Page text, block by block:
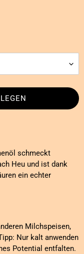
schmeckt
Heu und ist dank
ein echter
Milchspeisen,
Nur kalt anwenden
Potential entfalten.